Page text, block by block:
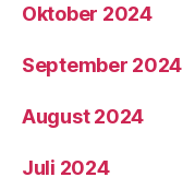
Oktober 2024
September 2024
August 2024
Juli 2024